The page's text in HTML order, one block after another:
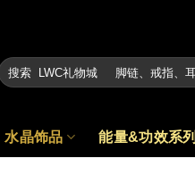
水晶饰品 能量&功效系列